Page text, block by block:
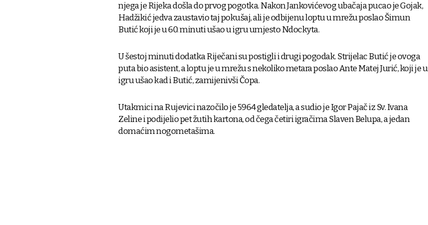
njega je Rijeka došla do prvog pogotka. Nakon Jankovićevog ubačaja pucao je Gojak,
Hadžikić jedva zaustavio taj pokušaj, ali je odbijenu loptu u mrežu poslao Šimun
Butić koji je u 60. minuti ušao u igru umjesto Ndockyta.
U šestoj minuti dodatka Riječani su postigli i drugi pogodak. Strijelac Butić je ovoga
puta bio asistent, a loptu je u mrežu s nekoliko metara poslao Ante Matej Jurić, koji je u
igru ušao kad i Butić, zamijenivši Čopa.
Utakmici na Rujevici nazočilo je 5964 gledatelja, a sudio je Igor Pajač iz Sv. Ivana
Zeline i podijelio pet žutih kartona, od čega četiri igračima Slaven Belupa, a jedan
domaćim nogometašima.